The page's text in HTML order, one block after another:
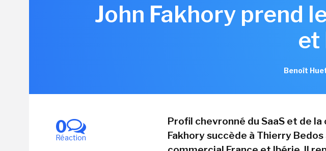
John Fakhory prend
et
Benoît
0
Réaction
Profil chevronné du SaaS et de
Fakhory succède à Thierry